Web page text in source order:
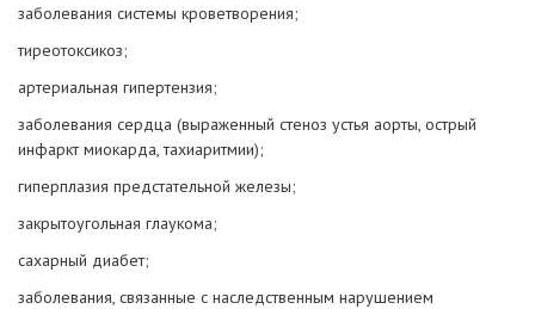
заболевания системы кроветворения;
тиреотоксикоз;
артериальная гипертензия;
заболевания сердца (выраженный стеноз устья аорты, острый
инфаркт миокарда, тахиаритмии);
гиперплазия предстательной железы;
закрытоугольная глаукома;
сахарный диабет;
заболевания, связанные с наследственным нарушением